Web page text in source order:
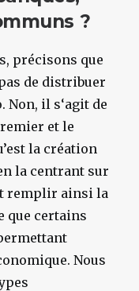
?
précisons que
de distribuer
Non, il s‘agit de
et le
la création
la centrant sur
remplir ainsi la
que certains
Nous